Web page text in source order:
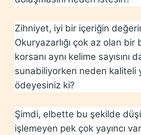
Zihniyet, iyi bir içeriğin
Okuryazarlığı çok az olan bir
korsanı aynı kelime sayısını
sunabiliyorken neden kaliteli
ödeyesiniz ki?
Şimdi, elbette bu şekilde
işlemeyen pek çok yayıncı